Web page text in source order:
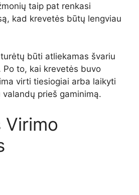
taip pat renkasi
kad krevetės būtų lengviau
būti atliekamas švariu
Po to, kai krevetės buvo
virti tiesiogiai arba laikyti
prieš gaminimą.
Virimo